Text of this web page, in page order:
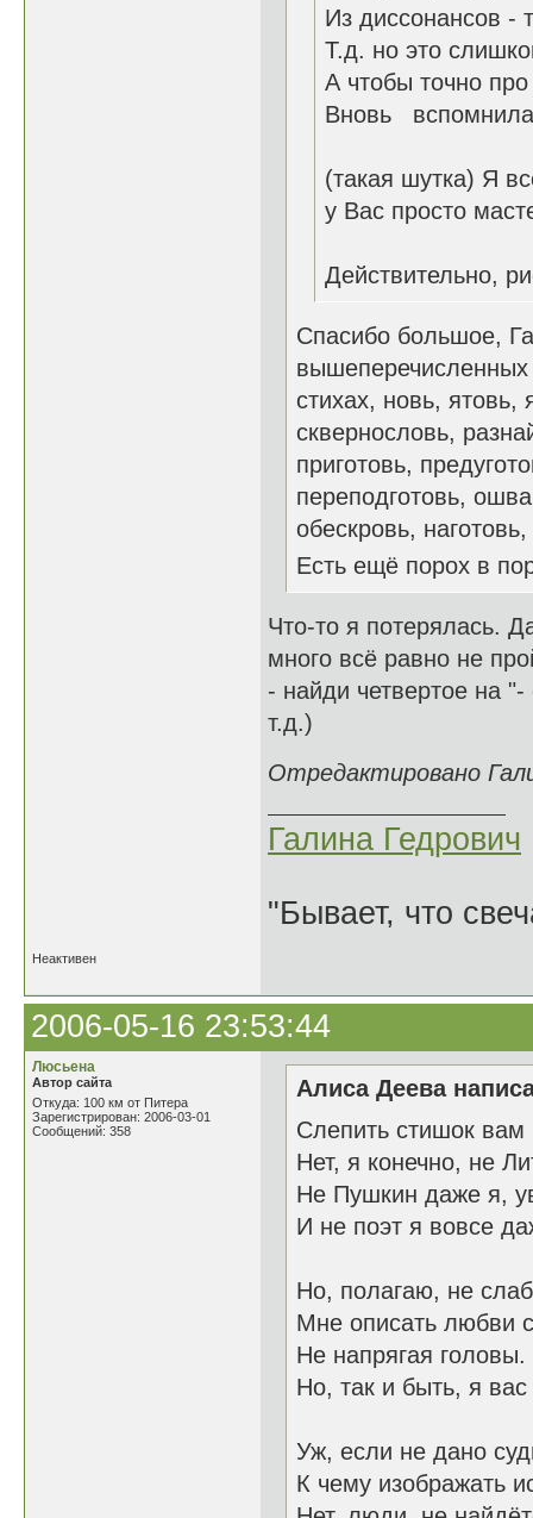
Из диссонансов -
Т.д. но это
А чтобы точно
Вновь
(такая шутка) Я
у Вас просто
Действительно,
Спасибо большое,
вышеперечисленных
стихах, новь, ятовь,
сквернословь,
приготовь,
переподготовь,
обескровь,
Есть ещё порох в
Что-то я потерялась.
много всё равно не
- найди четвертое на "-
т.д.)
Отредактировано
Галина Гедрович
"Бывает, что
Неактивен
2006-05-16 23:53:44
Люсьена
Автор сайта
Откуда: 100 км от Питера
Зарегистрирован: 2006-03-01
Сообщений: 358
Алиса Деева
Слепить стишок
Нет, я конечно, не
Не Пушкин даже я,
И не поэт я вовсе
Но, полагаю, не
Мне описать любви
Не напрягая головы.
Но, так и быть, я
Уж, если не дано
К чему изображать